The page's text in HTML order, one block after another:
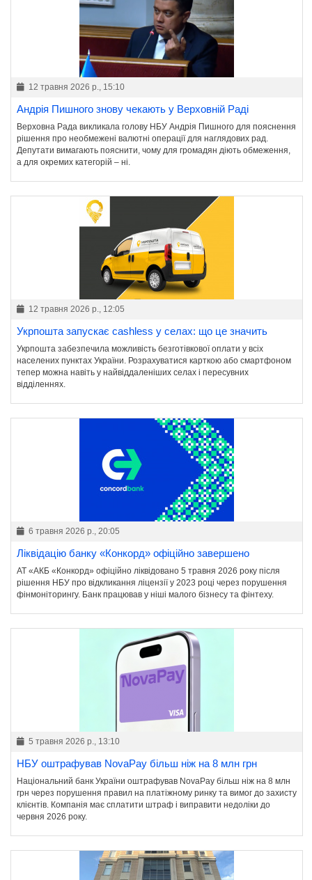
12 травня 2026 р., 15:10
Андрія Пишного знову чекають у Верховній Раді
Верховна Рада викликала голову НБУ Андрія Пишного для пояснення
рішення про необмежені валютні операції для наглядових рад.
Депутати вимагають пояснити, чому для громадян діють обмеження,
а для окремих категорій – ні.
12 травня 2026 р., 12:05
Укрпошта запускає cashless у селах: що це значить
Укрпошта забезпечила можливість безготівкової оплати у всіх
населених пунктах України. Розрахуватися карткою або смартфоном
тепер можна навіть у найвіддаленіших селах і пересувних
відділеннях.
6 травня 2026 р., 20:05
Ліквідацію банку «Конкорд» офіційно завершено
АТ «АКБ «Конкорд» офіційно ліквідовано 5 травня 2026 року після
рішення НБУ про відкликання ліцензії у 2023 році через порушення
фінмоніторингу. Банк працював у ніші малого бізнесу та фінтеху.
5 травня 2026 р., 13:10
НБУ оштрафував NovaPay більш ніж на 8 млн грн
Національний банк України оштрафував NovaPay більш ніж на 8 млн
грн через порушення правил на платіжному ринку та вимог до захисту
клієнтів. Компанія має сплатити штраф і виправити недоліки до
червня 2026 року.